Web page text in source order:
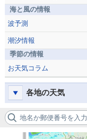
海と風の情報
波予測
潮汐情報
季節の情報
お天気コラム
各地の天気
地名か郵便番号を入力